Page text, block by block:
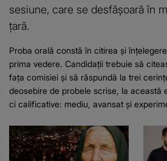
sesiune, care se desfășoară în
țară.
Proba orală constă în citirea și
prima vedere. Candidații trebuie să
fața comisiei și să răspundă la trei
deosebire de probele scrise, la această
ci calificative: mediu, avansat și